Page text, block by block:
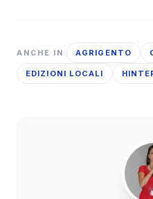
ANCHE IN AGRIGENTO
EDIZIONI LOCALI